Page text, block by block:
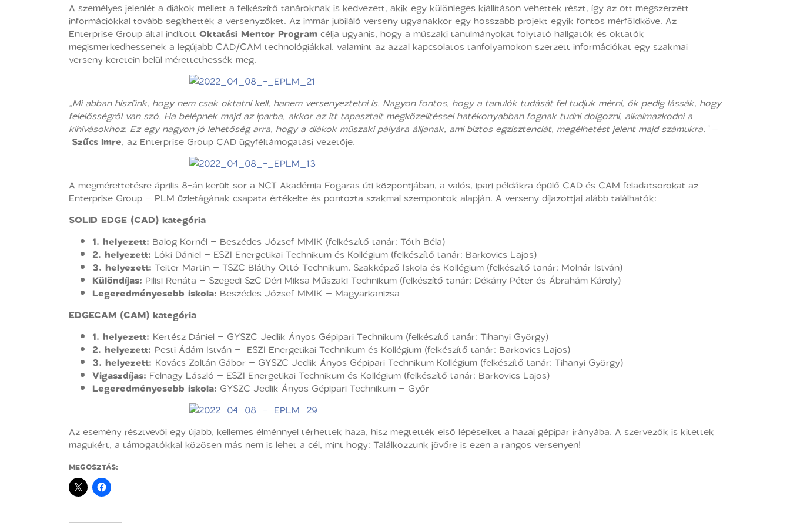
A személyes jelenlét a diákok mellett a felkészítő tanároknak is kedvezett, akik egy különleges kiállításon vehettek részt, így az ott megszerzett
információkkal tovább segíthették a versenyzőket. Az immár jubiláló verseny ugyanakkor egy hosszabb projekt egyik fontos mérföldköve. Az
Enterprise Group által indított Oktatási Mentor Programcélja ugyanis, hogy a műszaki tanulmányokat folytató hallgatók és oktatók
megismerkedhessenek a legújabb CAD/CAM technológiákkal, valamint az azzal kapcsolatos tanfolyamokon szerzett információkat egy szakmai
verseny keretein belül mérettethessék meg.
„Mi abban hiszünk, hogy nem csak oktatni kell, hanem versenyeztetni is. Nagyon fontos, hogy a tanulók tudását fel tudjuk mérni, ők pedig lássák, hogy
felelősségről van szó. Ha belépnek majd az iparba, akkor az itt tapasztalt megközelítéssel hatékonyabban fognak tudni dolgozni, alkalmazkodni a
kihívásokhoz. Ez egy nagyon jó lehetőség arra, hogy a diákok műszaki pályára álljanak, ami biztos egzisztenciát, megélhetést jelent majd számukra.”–
Szűcs Imre, az Enterprise Group CAD ügyféltámogatási vezetője.
A megmérettetésre április 8-án került sor a NCT Akadémia Fogaras úti központjában, a valós, ipari példákra épülő CAD és CAM feladatsorokat az
Enterprise Group – PLM üzletágának csapata értékelte és pontozta szakmai szempontok alapján. A verseny díjazottjai alább találhatók:
SOLID EDGE (CAD) kategória
1. helyezett: Balog Kornél – Beszédes József MMIK (felkészítő tanár: Tóth Béla)
2. helyezett: Lóki Dániel – ESZI Energetikai Technikum és Kollégium (felkészítő tanár: Barkovics Lajos)
3. helyezett: Teiter Martin – TSZC Bláthy Ottó Technikum, Szakképző Iskola és Kollégium (felkészítő tanár: Molnár István)
Különdíjas: Pilisi Renáta – Szegedi SzC Déri Miksa Műszaki Technikum (felkészítő tanár: Dékány Péter és Ábrahám Károly)
Legeredményesebb iskola: Beszédes József MMIK – Magyarkanizsa
EDGECAM (CAM) kategória
1. helyezett: Kertész Dániel – GYSZC Jedlik Ányos Gépipari Technikum (felkészítő tanár: Tihanyi György)
2. helyezett: Pesti Ádám István – ESZI Energetikai Technikum és Kollégium (felkészítő tanár: Barkovics Lajos)
3. helyezett: Kovács Zoltán Gábor – GYSZC Jedlik Ányos Gépipari Technikum Kollégium (felkészítő tanár: Tihanyi György)
Vigaszdíjas: Felnagy László – ESZI Energetikai Technikum és Kollégium (felkészítő tanár: Barkovics Lajos)
Legeredményesebb iskola: GYSZC Jedlik Ányos Gépipari Technikum – Győr
Az esemény résztvevői egy újabb, kellemes élménnyel térhettek haza, hisz megtették első lépéseiket a hazai gépipar irányába. A szervezők is kitettek
magukért, a támogatókkal közösen más nem is lehet a cél, mint hogy: Találkozzunk jövőre is ezen a rangos versenyen!
MEGOSZTÁS: